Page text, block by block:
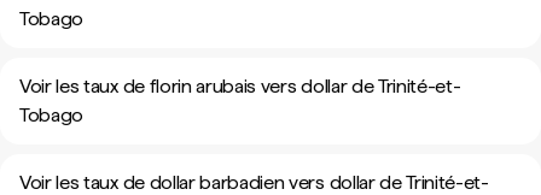
Tobago
Voir les taux de florin arubais vers dollar de Trinité-et-
Tobago
Voir les taux de dollar barbadien vers dollar de Trinité-et-